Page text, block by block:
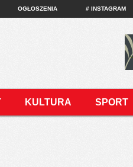
OGŁOSZENIA # INSTAGRAM
KULTURA SPORT